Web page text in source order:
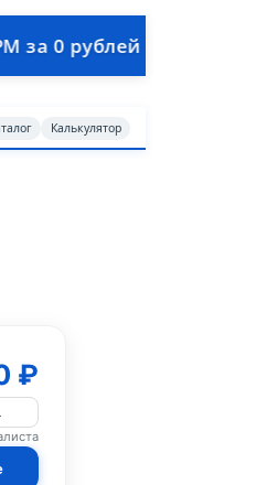
Объединим продажи,
Калькулятор
₽